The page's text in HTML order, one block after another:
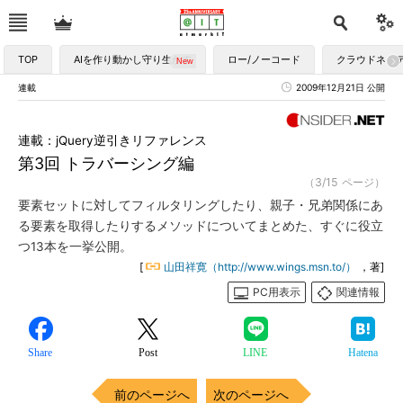
TOP AIを作り動かし守り生かす ロー/ノーコード クラウドネイ
連載 2009年12月21日 公開
第3回 トラバーシング編
連載：jQuery逆引きリファレンス
（3/15 ページ）
要素セットに対してフィルタリングしたり、親子・兄弟関係にあ
る要素を取得したりするメソッドについてまとめた、すぐに役立
つ13本を一挙公開。
[ 山田祥寛（http://www.wings.msn.to/）
，著]
PC用表示
関連情報
Share Post LINE Hatena
前のページへ 次のページへ